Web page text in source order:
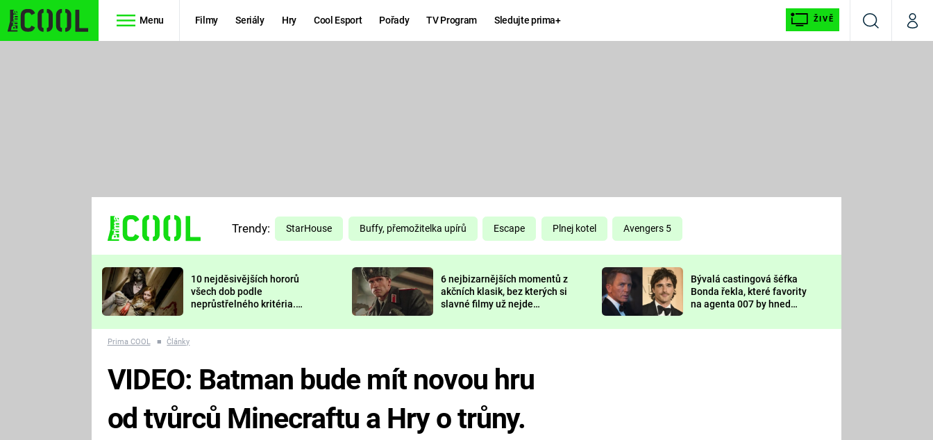
Menu Filmy Seriály Hry Cool Esport Pořady TV Program Sledujte prima+ ŽIVĚ
VyhledáváníMůj
TŘESKU
FUTURAMA
PREDÁTOR
DELIVERANCE
KOMEDIE
CHUCK
NORRIS
DEADPOOL
Prima LAJK
Sledujte nás
Trendy: StarHouse Buffy, přemožitelka upírů Escape Plnej kotel Avengers 5
10 nejděsivějších hororů
všech dob podle
neprůstřelného kritéria.
nejvíc zvednou tep?
6 nejbizarnějších momentů z
akčních klasik, bez kterých si
slavné filmy už nejde
Bývalá castingová šéfka
Bonda řekla, které favority
na agenta 007 by hned
Prima COOL ■ Články
VIDEO: Batman bude mít novou hru
od tvůrců Minecraftu a Hry o trůny.